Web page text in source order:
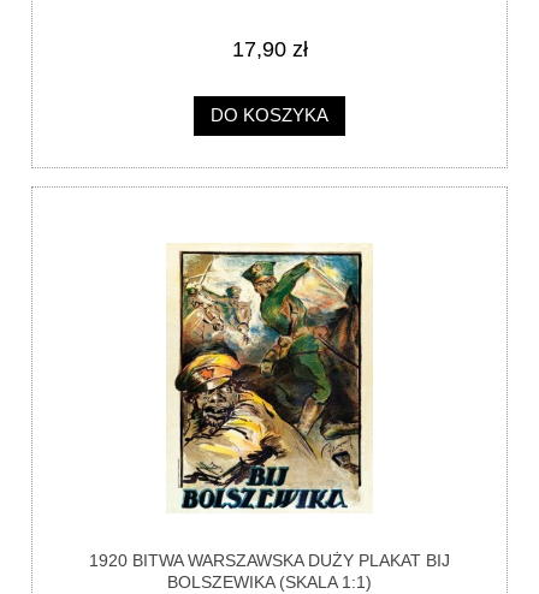
17,90 zł
DO KOSZYKA
1920 BITWA WARSZAWSKA DUŻY PLAKAT BIJ
BOLSZEWIKA (SKALA 1:1)